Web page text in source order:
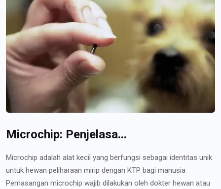
Microchip: Penjelasa...
Microchip adalah alat kecil yang berfungsi sebagai identitas unik
untuk hewan peliharaan mirip dengan KTP bagi manusia
Pemasangan microchip wajib dilakukan oleh dokter hewan atau